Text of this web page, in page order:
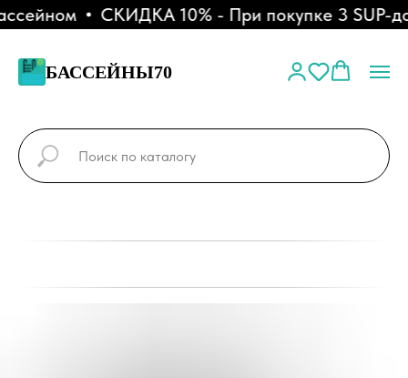
СКИДКА 10% - При покупке 3 SUP-
БАССЕЙНЫ70